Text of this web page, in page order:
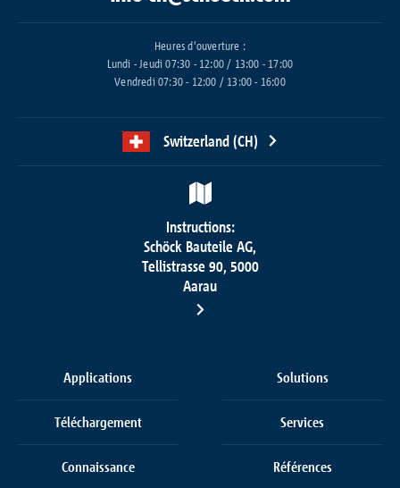
Heures d'ouverture :
Lundi - Jeudi 07:30 - 12:00 / 13:00 - 17:00
Vendredi 07:30 - 12:00 / 13:00 - 16:00
Switzerland (CH)
Instructions:
Schöck Bauteile AG,
Tellistrasse 90, 5000
Aarau
Applications Solutions
Téléchargement Services
Connaissance Références